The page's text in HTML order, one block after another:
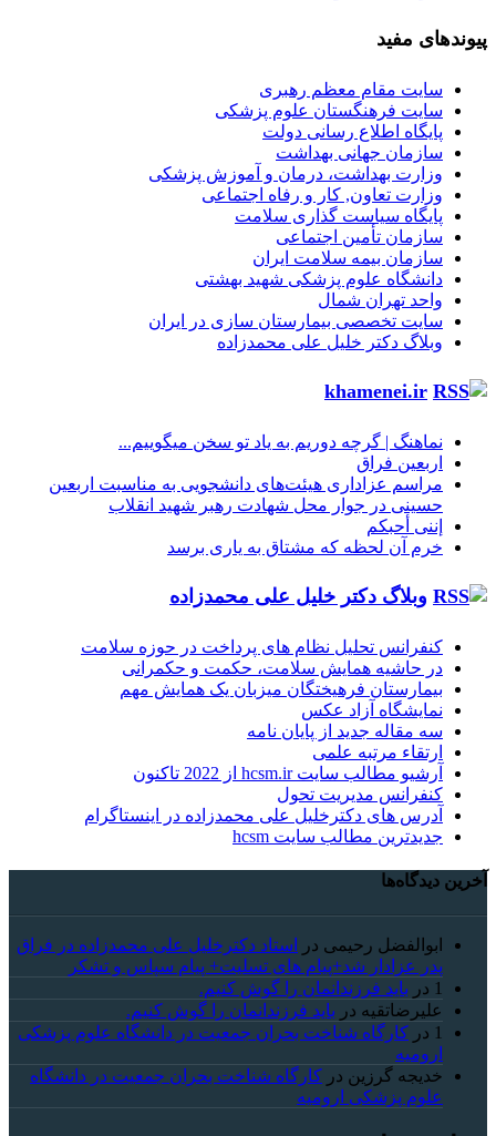
پیوندهای مفید
سایت مقام معظم رهبری
سایت فرهنگستان علوم پزشکی
پایگاه اطلاع رسانی دولت
سازمان جهانی بهداشت
وزارت بهداشت، درمان و آموزش پزشکی
وزارت تعاون, کار و رفاه اجتماعی
پایگاه سیاست گذاری سلامت
سازمان تأمین اجتماعی
سازمان بیمه سلامت ایران
دانشگاه علوم پزشکی شهید بهشتی
واحد تهران شمال
سایت تخصصی بیمارستان سازی در ایران
وبلاگ دکتر خلیل علی محمدزاده
khamenei.ir
نماهنگ |‌ گرچه دوریم به یاد تو سخن میگوییم...
اربعین فراق
مراسم عزاداری هیئت‌های دانشجویی به مناسبت اربعین
حسینی در جوار محل شهادت رهبر شهید انقلاب
إننی أحبکم
خرم آن لحظه که مشتاق به یاری برسد
وبلاگ دکتر خلیل علی محمدزاده
کنفرانس تحلیل نظام های پرداخت در حوزه سلامت
در حاشیه همایش سلامت، حکمت و حکمرانی
بیمارستان فرهیختگان میزبان یک همایش مهم
نمایشگاه آزاد عکس
سه مقاله جدید از پایان نامه
ارتقاء مرتبه علمی
آرشیو مطالب سایت hcsm.ir از 2022 تاکنون
کنفرانس مدیریت تحول
آدرس های دکترخلیل علی محمدزاده در اینستاگرام
جدیدترین مطالب سایت hcsm
آخرین دیدگاه‌ها
ابوالفضل رحیمی در
استاد دکترخلیل علی محمدزاده در فراق
پدر عزادار شد+پیام های تسلیت+ پیام سپاس و تشکر
1 در باید فرزندانمان را گوش کنیم.
علیرضاتقیه در باید فرزندانمان را گوش کنیم.
1 در کارگاه شناخت بحران جمعیت در دانشگاه علوم پزشکی
ارومیه
خديجه گرزین در کارگاه شناخت بحران جمعیت در دانشگاه
علوم پزشکی ارومیه